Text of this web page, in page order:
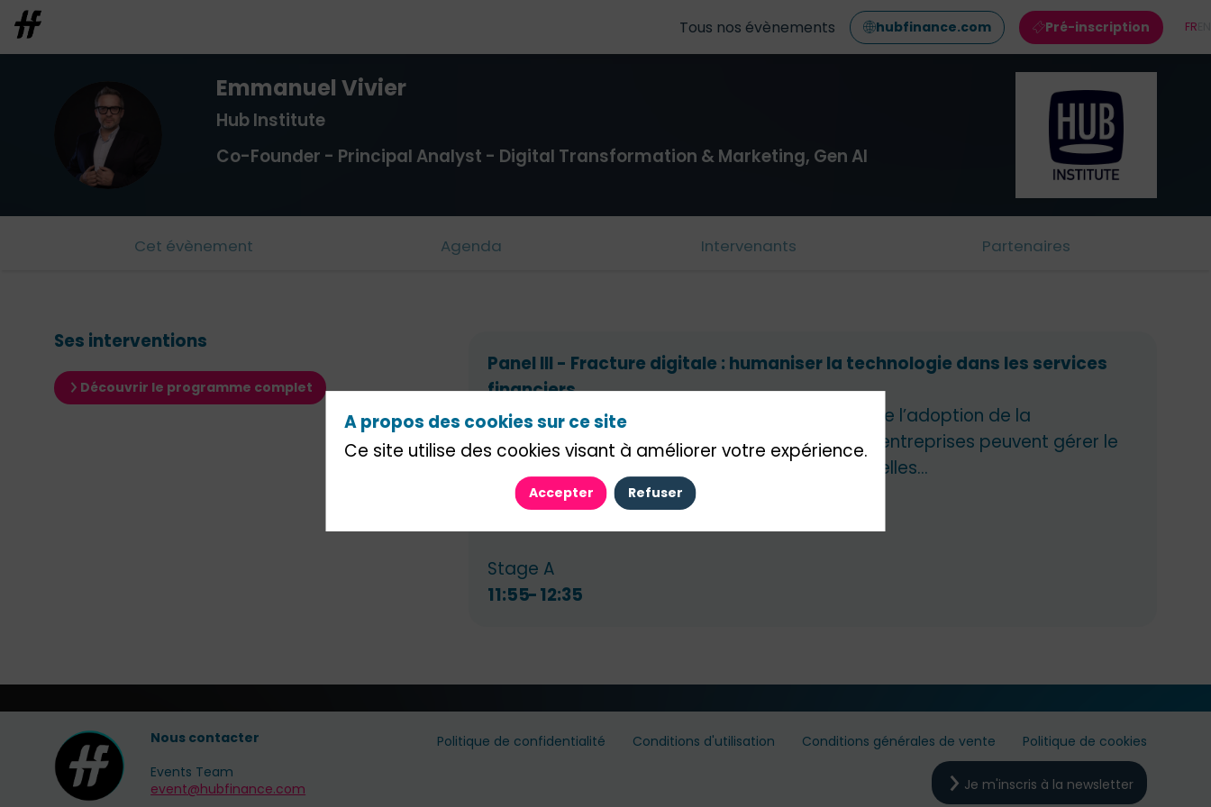
Tous nos évènements hubfinance.com Pré-inscription FR
EV
Emmanuel Vivier
Hub Institute
Co-Founder - Principal Analyst - Digital Transformation & Marketing, Gen AI
Cet évènement Agenda Intervenants Partenaires
Ses interventions
Découvrir le programme complet
Stage A
11:55 12:35
Panel III - Fracture digitale : humaniser la technologie dans les services
financiers
Cette session abordera les aspects humains de l’adoption de la
technologie, en discutant de la façon dont les entreprises peuvent gérer le
changement lors de la mise en œuvre de nouvelles...
Nous contacter
Events Team
event@hubfinance.com
Politique de confidentialité Conditions d'utilisation Conditions générales de vente Politique de cookies
Je m'inscris à la newsletter
A propos des cookies sur ce site
Ce site utilise des cookies visant à améliorer votre expérience.
Accepter Refuser